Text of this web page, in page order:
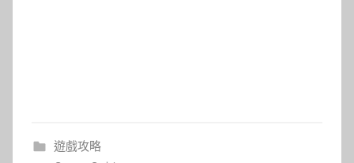
遊戲攻略